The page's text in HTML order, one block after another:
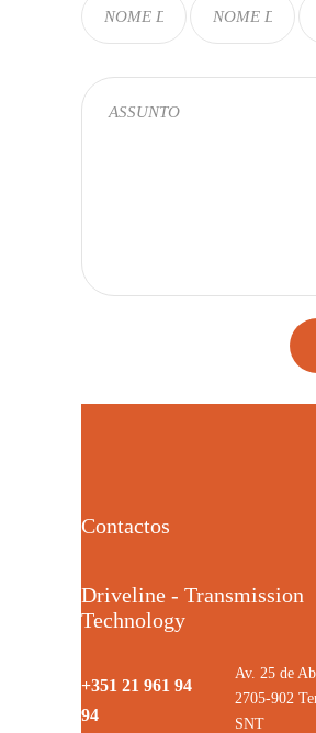
Contactos
Driveline - Transmission
Technology
+351 21 961 94
94
Av. 25 de
2705-902
SNT